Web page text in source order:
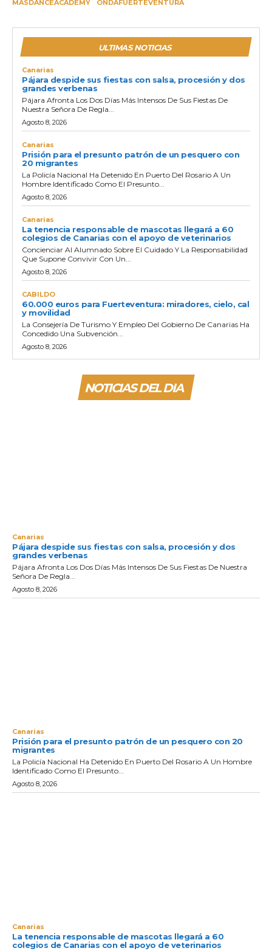
MASDANCEACADEMY ONDAFUERTEVENTURA
ULTIMAS NOTICIAS
Canarias
Pájara despide sus fiestas con salsa, procesión y dos
grandes verbenas
Pájara Afronta Los Dos Días Más Intensos De Sus Fiestas De
Nuestra Señora De Regla...
Agosto 8, 2026
Canarias
Prisión para el presunto patrón de un pesquero con
20 migrantes
La Policía Nacional Ha Detenido En Puerto Del Rosario A Un
Hombre Identificado Como El Presunto...
Agosto 8, 2026
Canarias
La tenencia responsable de mascotas llegará a 60
colegios de Canarias con el apoyo de veterinarios
Concienciar Al Alumnado Sobre El Cuidado Y La Responsabilidad
Que Supone Convivir Con Un...
Agosto 8, 2026
CABILDO
60.000 euros para Fuerteventura: miradores, cielo, cal
y movilidad
La Consejería De Turismo Y Empleo Del Gobierno De Canarias Ha
Concedido Una Subvención...
Agosto 8, 2026
NOTICIAS DEL DIA
Canarias
Pájara despide sus fiestas con salsa, procesión y dos
grandes verbenas
Pájara Afronta Los Dos Días Más Intensos De Sus Fiestas De Nuestra
Señora De Regla...
Agosto 8, 2026
Canarias
Prisión para el presunto patrón de un pesquero con 20
migrantes
La Policía Nacional Ha Detenido En Puerto Del Rosario A Un Hombre
Identificado Como El Presunto...
Agosto 8, 2026
Canarias
La tenencia responsable de mascotas llegará a 60
colegios de Canarias con el apoyo de veterinarios